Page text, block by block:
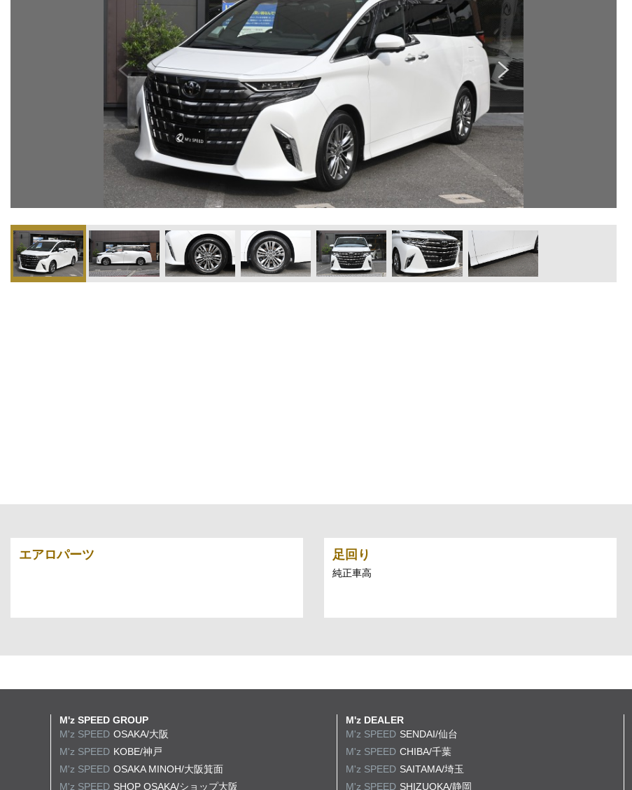
エアロパーツ 足回り
純正車高
M'z SPEED GROUP
M'z SPEED OSAKA/大阪
M'z SPEED KOBE/神戸
M'z SPEED OSAKA MINOH/大阪箕面
M'z SPEED SHOP OSAKA/ショップ大阪
M'z DEALER
M'z SPEED SENDAI/仙台
M'z SPEED CHIBA/千葉
M'z SPEED SAITAMA/埼玉
M'z SPEED SHIZUOKA/静岡